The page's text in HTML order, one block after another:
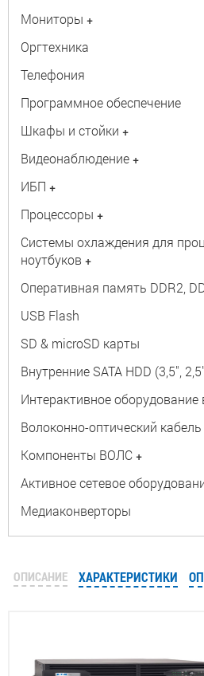
Мониторы +
Оргтехника
Телефония
Программное обеспечение
Шкафы и стойки +
Видеонаблюдение +
ИБП +
Процессоры +
Системы охлаждения для
ноутбуков +
Оперативная память DDR2,
USB Flash
SD & microSD карты
Внутренние SATA HDD (3,5",
Интерактивное оборудование
Волоконно-оптический кабель
Компоненты ВОЛС +
Активное сетевое
Медиаконверторы
ОПИСАНИЕ ХАРАКТЕРИСТИКИ